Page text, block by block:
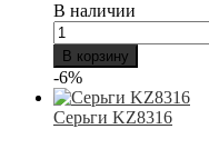
В наличии
В корзину
-6%
Серьги KZ8316